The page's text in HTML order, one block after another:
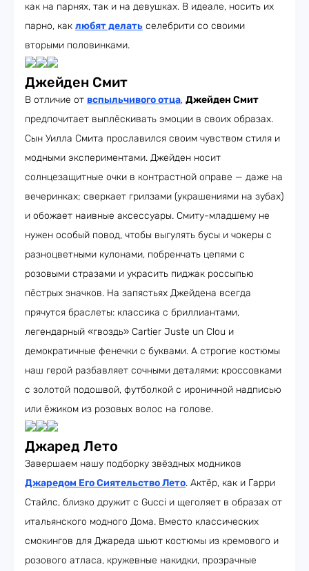
как на парнях, так и на девушках. В идеале, носить их
парно, как любят делать селебрити со своими
вторыми половинками.
Джейден Смит
В отличие от вспыльчивого отца, Джейден Смит
предпочитает выплёскивать эмоции в своих образах.
Сын Уилла Смита прославился своим чувством стиля и
модными экспериментами. Джейден носит
солнцезащитные очки в контрастной оправе — даже на
вечеринках; сверкает грилзами (украшениями на зубах)
и обожает наивные аксессуары. Смиту-младшему не
нужен особый повод, чтобы выгулять бусы и чокеры с
разноцветными кулонами, побренчать цепями с
розовыми стразами и украсить пиджак россыпью
пёстрых значков. На запястьях Джейдена всегда
прячутся браслеты: классика с бриллиантами,
легендарный «гвоздь» Cartier Juste un Clou и
демократичные фенечки с буквами. А строгие костюмы
наш герой разбавляет сочными деталями: кроссовками
с золотой подошвой, футболкой с ироничной надписью
или ёжиком из розовых волос на голове.
Джаред Лето
Завершаем нашу подборку звёздных модников
Джаредом Его Сиятельство Лето. Актёр, как и Гарри
Стайлс, близко дружит с Gucci и щеголяет в образах от
итальянского модного Дома. Вместо классических
смокингов для Джареда шьют костюмы из кремового и
розового атласа, кружевные накидки, прозрачные